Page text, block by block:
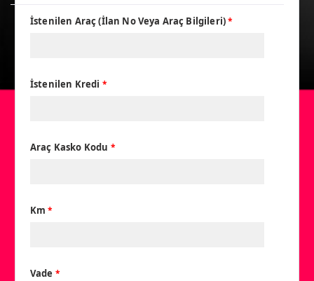
İstenilen Araç (İlan No Veya Araç Bilgileri)*
İstenilen Kredi *
Araç Kasko Kodu *
Km*
Vade *